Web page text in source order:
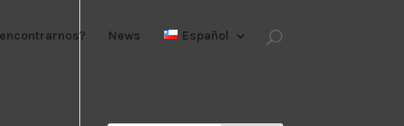
News Español